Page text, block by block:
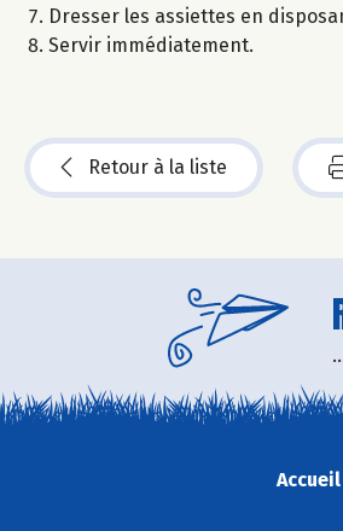
Dresser les assiettes en
Servir immédiatement.
Retour à la liste
Accueil